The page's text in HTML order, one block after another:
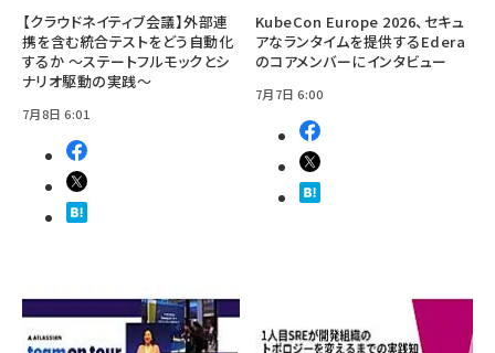
【クラウドネイティブ会議】外部連
携を含む統合テストをどう自動化
するか ～ステートフルモックとシ
ナリオ駆動の実践～
7月8日 6:01
KubeCon Europe 2026、セキュ
アなランタイムを提供するEdera
のコアメンバーにインタビュー
7月7日 6:00